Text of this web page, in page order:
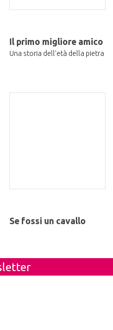
Il primo migliore amico
Una storia dell'età della pietra
Se fossi un cavallo